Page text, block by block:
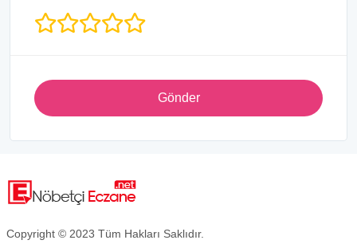
Gönder
Copyright © 2023 Tüm Hakları Saklıdır.